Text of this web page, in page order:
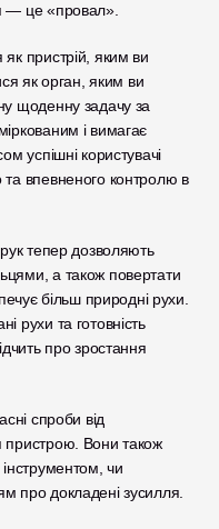
— це «провал».
пристрій, яким ви
як орган, яким ви
щоденну задачу за
і вимагає
успішні користувачі
та впевненого контролю в
рук тепер дозволяють
а також повертати
більш природні рухи.
рухи та готовність
про зростання
спроби від
пристрою. Вони також
чи
про докладені зусилля.